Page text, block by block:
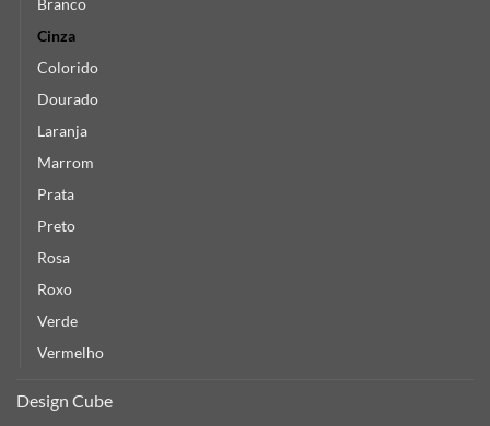
Branco
Cinza
Colorido
Dourado
Laranja
Marrom
Prata
Preto
Rosa
Roxo
Verde
Vermelho
Design Cube